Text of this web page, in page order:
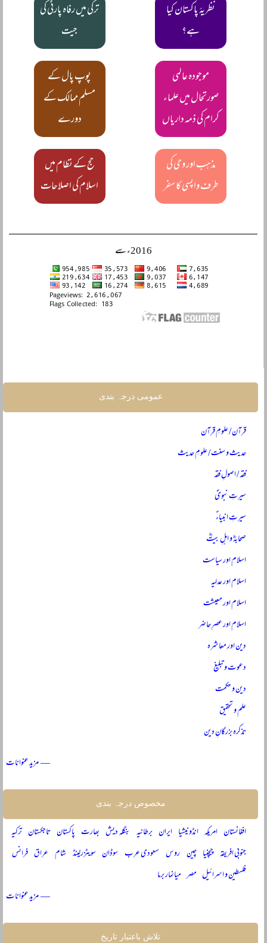
نظریۂ پاکستان کیا
ہے؟
ترکی میں رفاہ پارٹی کی
جیت
موجودہ عالمی
صورتحال میں علماء
کرام کی ذمہ داریاں
پوپ پال کے
مسلم ممالک کے
دورے
مذہب اور وحی کی
طرف واپسی کا سفر
حج کے نظام میں
اسلام کی اصلاحات
2016ء سے
عمومی درجہ بندی
قرآن / علومِ قرآن
حدیث و سنت / علومِ حدیث
فقہ / اصولِ فقہ
سیرتِ نبویؐ
سیرتِ انبیاءؑ
صحابہؓ و اہلِ بیتؓ
اسلام اور سیاست
اسلام اور عدلیہ
اسلام اور معیشت
اسلام اور عصرِ حاضر
دین اور معاشرہ
دعوت و تبلیغ
دین و حکمت
علم و تحقیق
تذکرہ بزرگانِ دین
— مزید عنوانات
مخصوص درجہ بندی
افغانستان امریکہ انڈونیشیا ایران برطانیہ بنگلہ دیش بھارت پاکستان تاجکستان ترکیہ
جنوبی افریقہ چیچنیا چین روس سعودی عرب سوڈان سویٹزرلینڈ شام عراق فرانس
فلسطین و اسرائیل مصر میانمار برما
— مزید عنوانات
تلاش باعتبار تاریخ